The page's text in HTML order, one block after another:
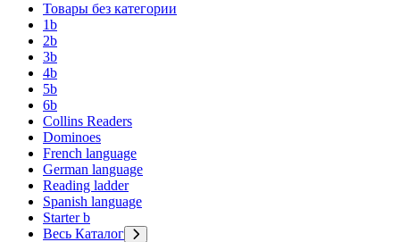
Товары без категории
1b
2b
3b
4b
5b
6b
Collins Readers
Dominoes
French language
German language
Reading ladder
Spanish language
Starter b
Весь Каталог